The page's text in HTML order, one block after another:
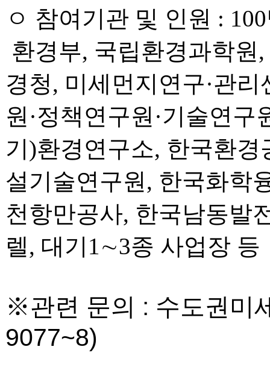
ㅇ 참여기관 및 인원 :
환경부, 국립환경과학
경청, 미세먼지연구·관
원·정책연구원·기술연
기)환경연구소, 한국환
설기술연구원, 한국화학
천항만공사, 한국남동발
렐, 대기1∼3종 사업장 등
※관련 문의 : 수도권미
9077~8)